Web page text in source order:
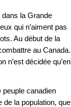
dans la Grande
qui n’aiment pas
Au début de la
au Canada.
n’est décidée qu’en
peuple canadien
de la population, que